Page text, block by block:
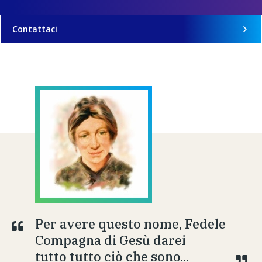
Contattaci
Per avere questo nome, Fedele
Compagna di Gesù darei
tutto tutto ciò che sono...